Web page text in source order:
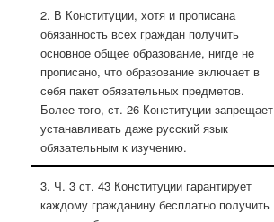
2. В Конституции, хотя и прописана
обязанность всех граждан получить
основное общее образование, нигде не
прописано, что образование включает в
себя пакет обязательных предметов.
Более того, ст. 26 Конституции запрещает
устанавливать даже русский язык
обязательным к изучению.
3. Ч. 3 ст. 43 Конституции гарантирует
каждому гражданину бесплатно получить